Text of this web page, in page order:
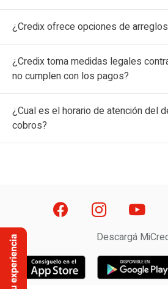
¿Credix ofrece opciones de
¿Credix toma medidas legales
no cumplen con los pagos?
¿Cual es el horario de atención del
cobros?
Descargá